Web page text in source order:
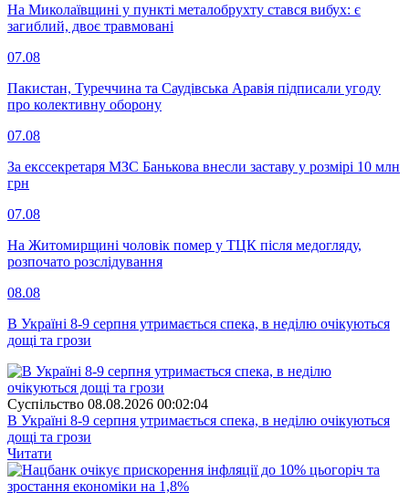
На Миколаївщині у пункті металобрухту стався вибух: є
загиблий, двоє травмовані
07.08
Пакистан, Туреччина та Саудівська Аравія підписали угоду
про колективну оборону
07.08
За екссекретаря МЗС Банькова внесли заставу у розмірі 10 млн
грн
07.08
На Житомирщині чоловік помер у ТЦК після медогляду,
розпочато розслідування
08.08
В Україні 8-9 серпня утримається спека, в неділю очікуються
дощі та грози
Суспiльство 08.08.2026 00:02:04
В Україні 8-9 серпня утримається спека, в неділю очікуються
дощі та грози
Читати